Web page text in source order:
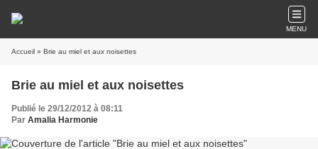
MENU
Accueil » Brie au miel et aux noisettes
Brie au miel et aux noisettes
Publié le 29/12/2012 à 08:11
Par Amalia Harmonie